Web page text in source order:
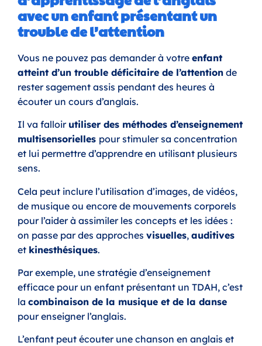
avec un enfant présentant un
trouble de l’attention
Vous ne pouvez pas demander à votre enfant
atteint d’un trouble déficitaire de l’attention de
rester sagement assis pendant des heures à
écouter un cours d’anglais.
Il va falloir utiliser des méthodes d’enseignement
multisensorielles pour stimuler sa concentration
et lui permettre d’apprendre en utilisant plusieurs
sens.
Cela peut inclure l’utilisation d’images, de vidéos,
de musique ou encore de mouvements corporels
pour l’aider à assimiler les concepts et les idées :
on passe par des approches visuelles, auditives
et kinesthésiques.
Par exemple, une stratégie d’enseignement
efficace pour un enfant présentant un TDAH, c’est
la combinaison de la musique et de la danse
pour enseigner l’anglais.
L’enfant peut écouter une chanson en anglais et